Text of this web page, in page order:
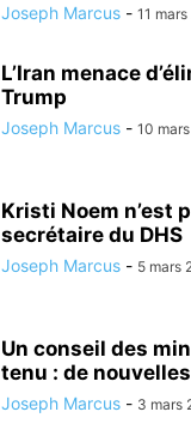
Joseph Marcus - 11
L’Iran menace
Trump
Joseph Marcus - 10
Kristi Noem n’est
secrétaire du DHS
Joseph Marcus - 5 mars
Un conseil des
tenu : de
Joseph Marcus - 3 mars